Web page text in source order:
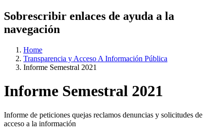
Sobrescribir enlaces de ayuda a la
navegación
Home
Transparencia y Acceso A Información Pública
Informe Semestral 2021
Informe Semestral 2021
Informe de peticiones quejas reclamos denuncias y solicitudes de
acceso a la información